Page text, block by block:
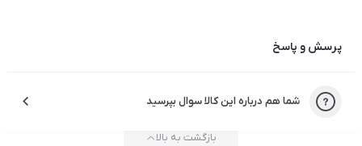
پرسش و پاسخ
شما هم درباره این کالا سوال بپرسید
بازگشت به بالا